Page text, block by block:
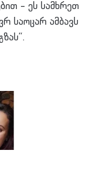
– ეს სამხრეთ
საოცარ ამბავს